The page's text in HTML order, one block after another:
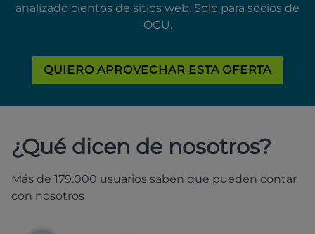
analizado cientos de sitios web. Solo para socios de
OCU.
QUIERO APROVECHAR ESTA OFERTA
¿Qué dicen de nosotros?
Más de 179.000 usuarios saben que pueden contar
con nosotros